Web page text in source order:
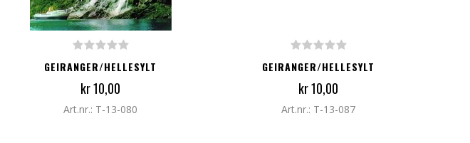
LEGG TIL I HANDLEKURV
GEIRANGER/HELLESYLT
kr 10,00
Art.nr.: T-13-080
LEGG TIL I HANDLEKURV
GEIRANGER/HELLESYLT
kr 10,00
Art.nr.: T-13-087